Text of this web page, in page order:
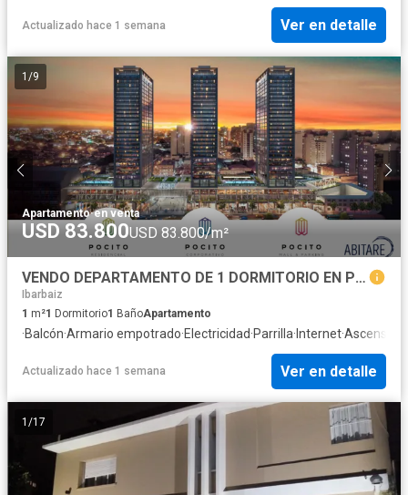
Actualizado hace 1 semana Ver en detalle
1 /9
Apartamento·en venta
USD 83.800USD 83.800/m²
VENDO DEPARTAMENTO DE 1 DORMITORIO EN POCITO SOCIAL LIFE - PROACO
Ibarbaiz
1 m²1 Dormitorio1 BañoApartamento
·Balcón·Armario empotrado·Electricidad·Parrilla· Internet·Ascensor
Actualizado hace 1 semana Ver en detalle
1 /17